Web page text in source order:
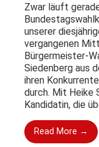
Zwar läuft
unserer
vergangenen
Bürgermeister-
Siedenberg aus
ihren
durch. Mit Heike
Kandidatin, die
Read More →